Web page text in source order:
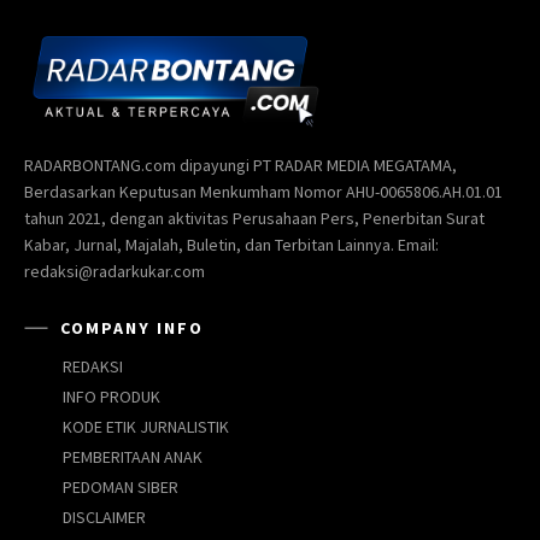
RADARBONTANG.com dipayungi PT RADAR MEDIA MEGATAMA,
Berdasarkan Keputusan Menkumham Nomor AHU-0065806.AH.01.01
tahun 2021, dengan aktivitas Perusahaan Pers, Penerbitan Surat
Kabar, Jurnal, Majalah, Buletin, dan Terbitan Lainnya. Email:
redaksi@radarkukar.com
COMPANY INFO
REDAKSI
INFO PRODUK
KODE ETIK JURNALISTIK
PEMBERITAAN ANAK
PEDOMAN SIBER
DISCLAIMER